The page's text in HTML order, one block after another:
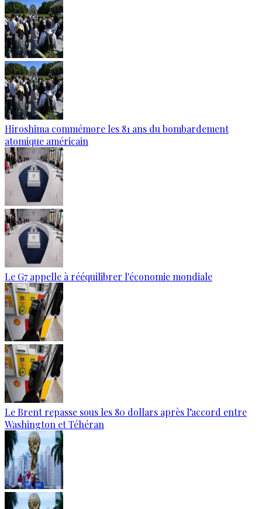
Hiroshima commémore les 81 ans du bombardement
atomique américain
Le G7 appelle à rééquilibrer l'économie mondiale
Le Brent repasse sous les 80 dollars après l’accord entre
Washington et Téhéran